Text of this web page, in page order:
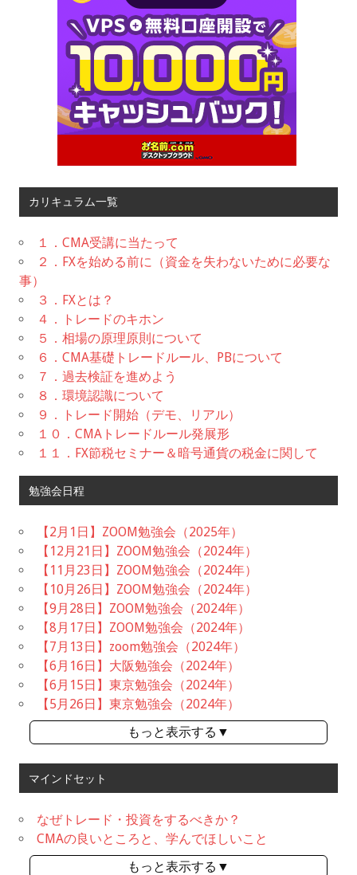
カリキュラム一覧
１．CMA受講に当たって
２．FXを始める前に（資金を失わないために必要な
事）
３．FXとは？
４．トレードのキホン
５．相場の原理原則について
６．CMA基礎トレードルール、PBについて
７．過去検証を進めよう
８．環境認識について
９．トレード開始（デモ、リアル）
１０．CMAトレードルール発展形
１１．FX節税セミナー＆暗号通貨の税金に関して
勉強会日程
【2月1日】ZOOM勉強会（2025年）
【12月21日】ZOOM勉強会（2024年）
【11月23日】ZOOM勉強会（2024年）
【10月26日】ZOOM勉強会（2024年）
【9月28日】ZOOM勉強会（2024年）
【8月17日】ZOOM勉強会（2024年）
【7月13日】zoom勉強会（2024年）
【6月16日】大阪勉強会（2024年）
【6月15日】東京勉強会（2024年）
【5月26日】東京勉強会（2024年）
もっと表示する▼
マインドセット
なぜトレード・投資をするべきか？
CMAの良いところと、学んでほしいこと
もっと表示する▼